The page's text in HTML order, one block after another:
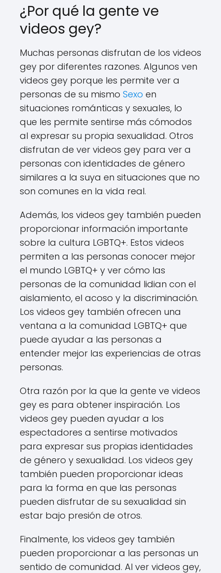
¿Por qué la gente ve
videos gey?
Muchas personas disfrutan de los videos
gey por diferentes razones. Algunos ven
videos gey porque les permite ver a
personas de su mismo Sexo en
situaciones románticas y sexuales, lo
que les permite sentirse más cómodos
al expresar su propia sexualidad. Otros
disfrutan de ver videos gey para ver a
personas con identidades de género
similares a la suya en situaciones que no
son comunes en la vida real.
Además, los videos gey también pueden
proporcionar información importante
sobre la cultura LGBTQ+. Estos videos
permiten a las personas conocer mejor
el mundo LGBTQ+ y ver cómo las
personas de la comunidad lidian con el
aislamiento, el acoso y la discriminación.
Los videos gey también ofrecen una
ventana a la comunidad LGBTQ+ que
puede ayudar a las personas a
entender mejor las experiencias de otras
personas.
Otra razón por la que la gente ve videos
gey es para obtener inspiración. Los
videos gey pueden ayudar a los
espectadores a sentirse motivados
para expresar sus propias identidades
de género y sexualidad. Los videos gey
también pueden proporcionar ideas
para la forma en que las personas
pueden disfrutar de su sexualidad sin
estar bajo presión de otros.
Finalmente, los videos gey también
pueden proporcionar a las personas un
sentido de comunidad. Al ver videos gey,